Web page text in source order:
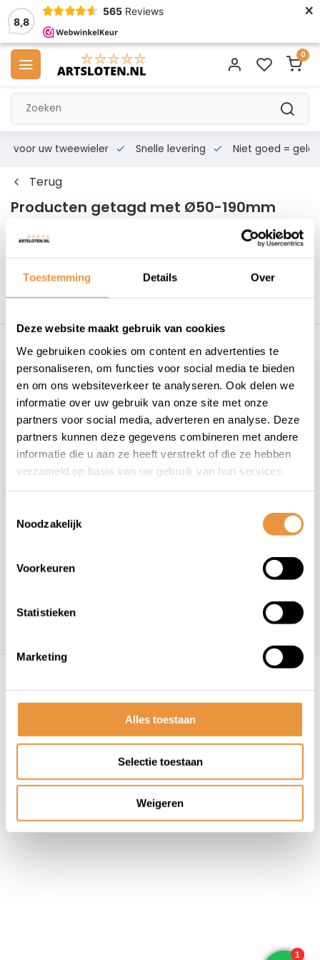
Toestemming Details Over
Deze website maakt gebruik van cookies
We gebruiken cookies om content en advertenties te
personaliseren, om functies voor social media te bieden
en om ons websiteverkeer te analyseren. Ook delen we
informatie over uw gebruik van onze site met onze
partners voor social media, adverteren en analyse. Deze
partners kunnen deze gegevens combineren met andere
informatie die u aan ze heeft verstrekt of die ze hebben
verzameld op basis van uw gebruik van hun services.
Noodzakelijk
Voorkeuren
Statistieken
Marketing
Alles toestaan
Selectie toestaan
Weigeren
8,8
565 Reviews ×
0
voor uw tweewieler Snelle levering Niet goed = geld
Terug
Producten getagd met Ø50-190mm
Filters
Klantenservice
Veelgestelde vragen
+31 78 780 2330
info@artsloten.nl
Algemene voorwaarden Disclaimer
Privacy
Policy
Sitemap